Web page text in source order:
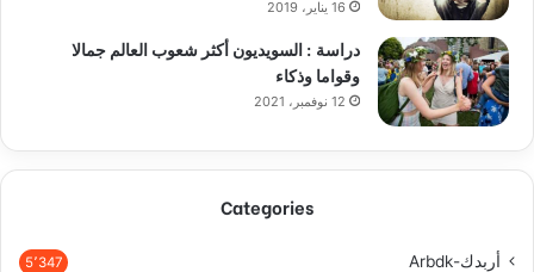
16 يناير، 2019
دراسة : السويديون أكثر شعوب العالم جمالا
وقواما وذكاء
12 نوفمبر، 2021
Categories
أربدك-Arbdk 5٬347